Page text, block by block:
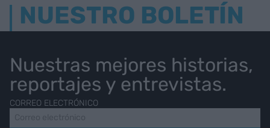
NUESTRO BOLETÍN
Nuestras mejores historias,
reportajes y entrevistas.
CORREO ELECTRÓNICO